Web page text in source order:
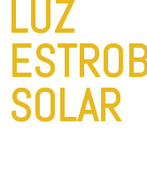
LUZ
SOLAR